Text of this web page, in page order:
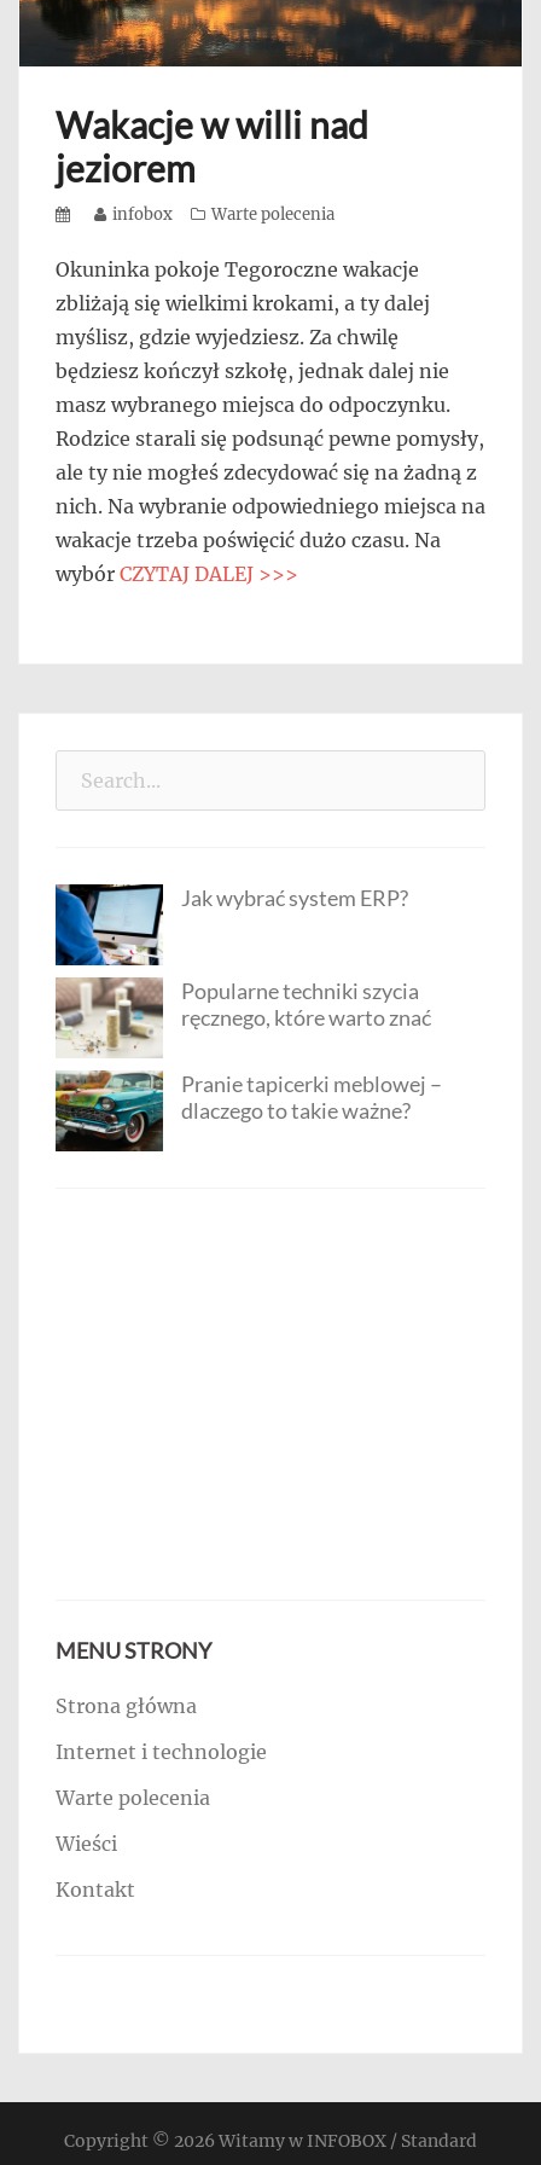
Wakacje w willi nad
jeziorem
PostedAuthor
infobox Categories
Warte polecenia
Okuninka pokoje Tegoroczne wakacje
zbliżają się wielkimi krokami, a ty dalej
myślisz, gdzie wyjedziesz. Za chwilę
będziesz kończył szkołę, jednak dalej nie
masz wybranego miejsca do odpoczynku.
Rodzice starali się podsunąć pewne pomysły,
ale ty nie mogłeś zdecydować się na żadną z
nich. Na wybranie odpowiedniego miejsca na
wakacje trzeba poświęcić dużo czasu. Na
wybór CZYTAJ DALEJ >>>
Jak wybrać system ERP?
Popularne techniki szycia
ręcznego, które warto znać
Pranie tapicerki meblowej –
dlaczego to takie ważne?
MENU STRONY
Strona główna
Internet i technologie
Warte polecenia
Wieści
Kontakt
Copyright © 2026Witamy w INFOBOX / Standard